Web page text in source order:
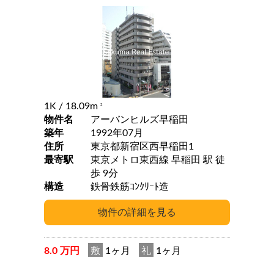
1K / 18.09m 2
物件名
アーバンヒルズ早稲田
築年
1992年07月
住所
東京都新宿区西早稲田1
最寄駅
東京メトロ東西線 早稲田 駅 徒
歩 9分
構造
鉄骨鉄筋ｺﾝｸﾘｰﾄ造
8.0 万円 敷 1ヶ月 礼 1ヶ月